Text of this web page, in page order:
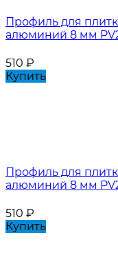
Профиль для
алюминий 8 мм
510 ₽
Купить
Профиль для
алюминий 8 мм
510 ₽
Купить